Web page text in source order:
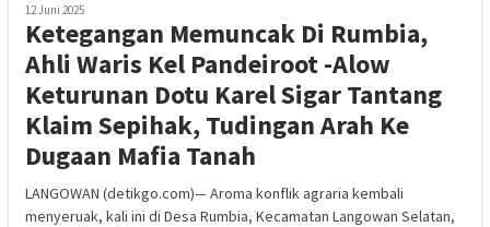
12 Juni 2025
Ketegangan Memuncak Di Rumbia,
Ahli Waris Kel Pandeiroot -Alow
Keturunan Dotu Karel Sigar Tantang
Klaim Sepihak, Tudingan Arah Ke
Dugaan Mafia Tanah
LANGOWAN (detikgo.com)-– Aroma konflik agraria kembali
menyeruak, kali ini di Desa Rumbia, Kecamatan Langowan Selatan,